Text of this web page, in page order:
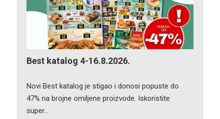
Best katalog 4-16.8.2026.
Novi Best katalog je stigao i donosi popuste do
47% na brojne omiljene proizvode. Iskoristite
super…